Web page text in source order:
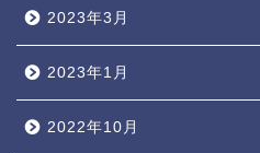
2023年3月
2023年1月
2022年10月